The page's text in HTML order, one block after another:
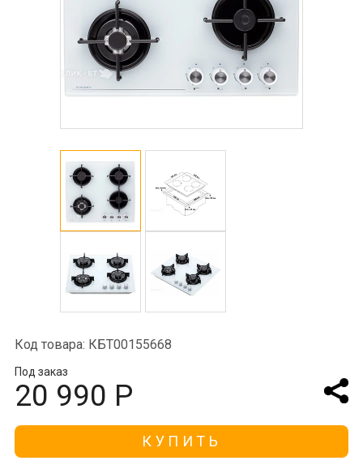
Код товара: КБТ00155668
Под заказ
20 990 Р
КУПИТЬ